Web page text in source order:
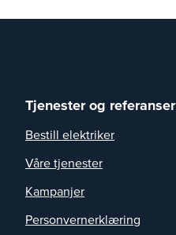
Tjenester og referanser
Bestill elektriker
Våre tjenester
Kampanjer
Personvernerklæring